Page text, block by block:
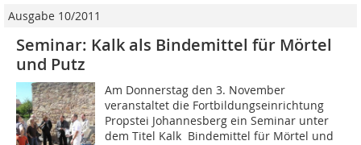
Ausgabe 10/2011
Seminar: Kalk als Bindemittel für Mörtel
und Putz
Am Donnerstag den 3. November
veranstaltet die Fortbildungseinrichtung
Propstei Johannesberg ein Seminar unter
dem Titel Kalk  Bindemittel für Mörtel und